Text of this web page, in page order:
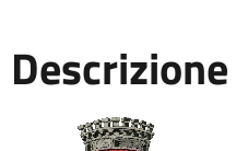
Descrizione